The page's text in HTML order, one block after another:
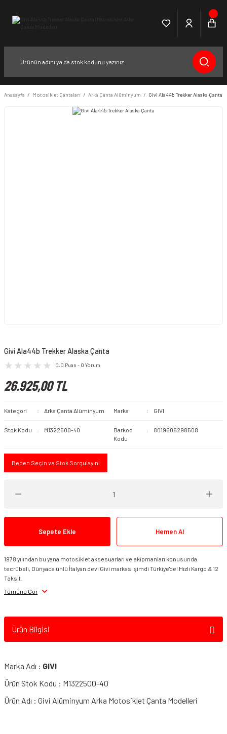
Anasayfa Motosiklet Çantaları Arka Çanta Alüminyum Givi Ala44b Trekker Alaska Çanta
Givi Ala44b Trekker Alaska Çanta
0.0 Puan - 0 Yorum
26.925,00 TL
Kategori Arka Çanta Alüminyum Marka GIVI
Stok Kodu M1322500-40
Barkod
Kodu
8019606298508
Beden Seçin ve Stok Sorgulayın!
Sepete Ekle Hemen Al
1978 yılından bu yana motosiklet aksesuarları ve ekipmanları konusunda
tecrübeli, Dünyaca ünlü İtalyan devi Givi markası şimdi Türkiye'de! Hızlı Kargo & 12
Taksit.
Tümünü Gör
Ürün Bilgisi
Marka Adı : GIVI
Ürün Stok Kodu : M1322500-40
Ürün Adı : Givi Alüminyum Arka Motosiklet Çanta Modelleri